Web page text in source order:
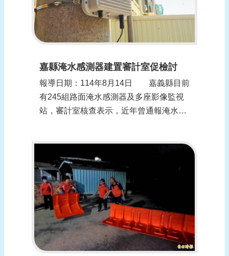
嘉縣淹水感測器建置審計室促檢討
報導日期：114年8月14日 嘉義縣目前
有245組路面淹水感測器及多座影像監視
站，審計室核查表示，近年曾通報淹水但
置的合理性。水利處強調會全面盤點，並
優先針對90處淹水感測器汰舊換新...